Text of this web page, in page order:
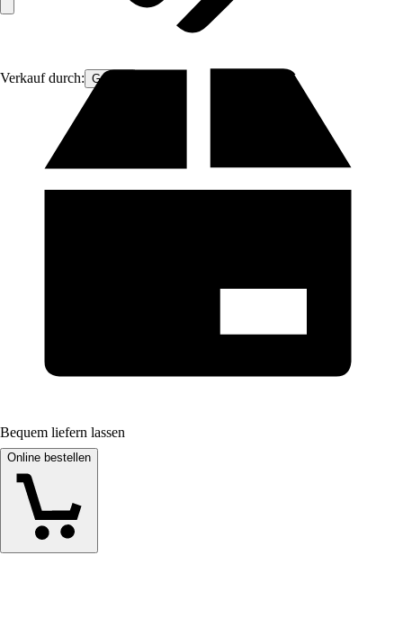
Verkauf durch: GarPet
Bequem liefern lassen
Online bestellen